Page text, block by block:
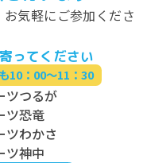
気軽にご参加くださ
ってください
10：00～11：30
ツつるが
ツ恐竜
ツわかさ
ツ神中